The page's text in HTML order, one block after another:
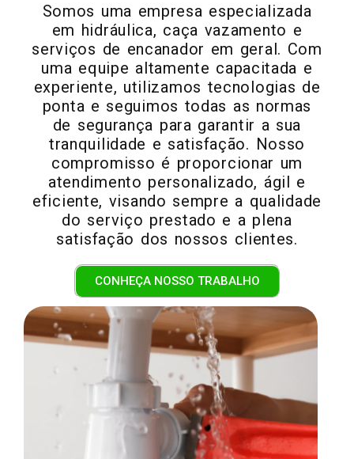
Somos uma empresa especializada
em hidráulica, caça vazamento e
serviços de encanador em geral. Com
uma equipe altamente capacitada e
experiente, utilizamos tecnologias de
ponta e seguimos todas as normas
de segurança para garantir a sua
tranquilidade e satisfação. Nosso
compromisso é proporcionar um
atendimento personalizado, ágil e
eficiente, visando sempre a qualidade
do serviço prestado e a plena
satisfação dos nossos clientes.
CONHEÇA NOSSO TRABALHO